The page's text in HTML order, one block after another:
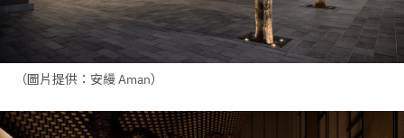
（圖片提供：安縵 Aman）